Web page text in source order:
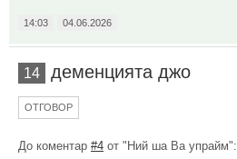
14:03 04.06.2026
14 деменцията джо
ОТГОВОР
До коментар #4 от "Ний ша Ва упрайм":